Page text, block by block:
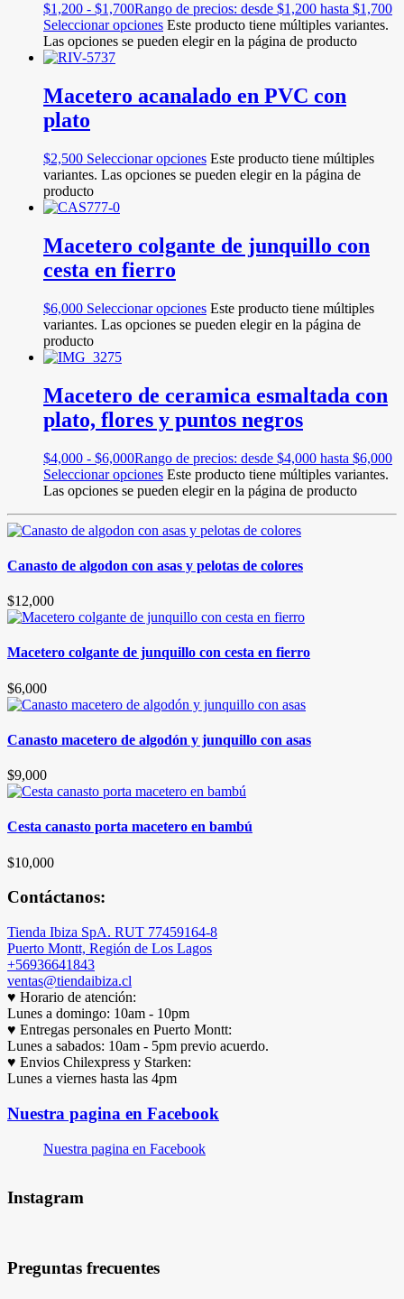
$1,200 - $1,700Rango de precios: desde $1,200 hasta $1,700
Seleccionar opciones Este producto tiene múltiples variantes.
Las opciones se pueden elegir en la página de producto
Macetero acanalado en PVC con
plato
$2,500 Seleccionar opciones Este producto tiene múltiples
variantes. Las opciones se pueden elegir en la página de
producto
Macetero colgante de junquillo con
cesta en fierro
$6,000 Seleccionar opciones Este producto tiene múltiples
variantes. Las opciones se pueden elegir en la página de
producto
Macetero de ceramica esmaltada con
plato, flores y puntos negros
$4,000 - $6,000Rango de precios: desde $4,000 hasta $6,000
Seleccionar opciones Este producto tiene múltiples variantes.
Las opciones se pueden elegir en la página de producto
Canasto de algodon con asas y pelotas de colores
$12,000
Macetero colgante de junquillo con cesta en fierro
$6,000
Canasto macetero de algodón y junquillo con asas
$9,000
Cesta canasto porta macetero en bambú
$10,000
Contáctanos:
Tienda Ibiza SpA. RUT 77459164-8
Puerto Montt, Región de Los Lagos
+56936641843
ventas@tiendaibiza.cl
♥ Horario de atención:
Lunes a domingo: 10am - 10pm
♥ Entregas personales en Puerto Montt:
Lunes a sabados: 10am - 5pm previo acuerdo.
♥ Envios Chilexpress y Starken:
Lunes a viernes hasta las 4pm
Nuestra pagina en Facebook
Nuestra pagina en Facebook
Instagram
Preguntas frecuentes